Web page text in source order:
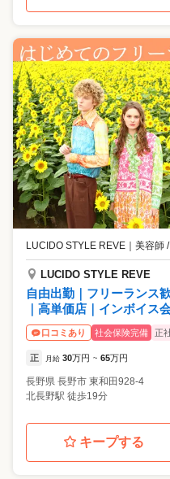
LUCIDO STYLE REVE 美容師
LUCIDO STYLE REVE
自由出勤｜フリーランス
｜高単価店｜インボイス
口コミあり 社会保険完備 正
正 月給 30万円 ~ 65万円
長野県 長野市 東和田928-4
北長野駅 徒歩19分
キープする